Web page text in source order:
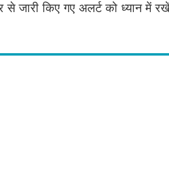
जारी किए गए अलर्ट को ध्यान में